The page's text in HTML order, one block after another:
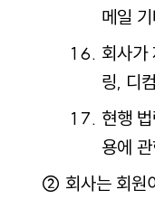
메일
회사가
링, 디
현행
용에
회사는 회원